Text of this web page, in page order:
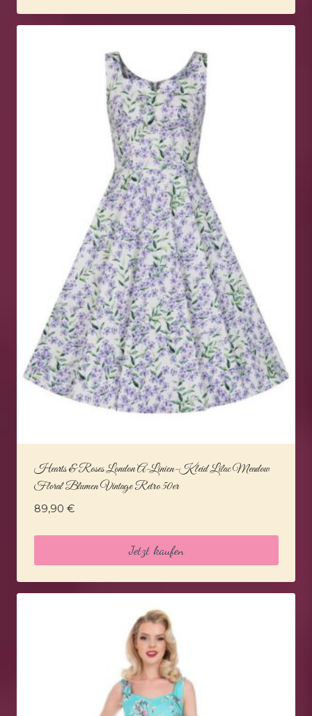
Hearts & Roses London A-Linien-Kleid Lilac Meadow
Floral Blumen Vintage Retro 50er
89,90 €
Jetzt kaufen